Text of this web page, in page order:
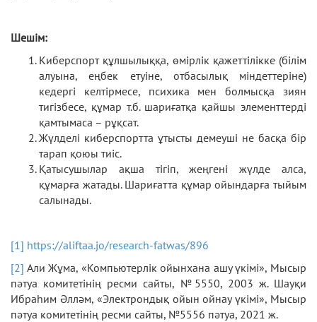
Шешім:
Киберспорт құлшылыққа, өмірлік қажеттілікке (білім
алуына, еңбек етуіне, отбасылық міндеттеріне)
кедергі келтірмесе, психика мен болмысқа зиян
тигізбесе, құмар т.б. шариғатқа қайшы элементтерді
қамтымаса – рұқсат.
Жүлделі киберспортта ұтысты демеуші не басқа бір
тарап қоюы тиіс.
Қатысушылар ақша тігіп, жеңгені жүлде алса,
құмарға жатады. Шариғатта құмар ойындарға тыйым
салынады.
[1] https://aliftaa.jo/research-fatwas/896
[2] Али Жұма, «Компьютерлік ойынхана ашу үкімі», Мысыр
пәтуа комитетінің ресми сайты, №5550, 2003 ж. Шауқи
Ибраһим Әлләм, «Электрондық ойын ойнау үкімі», Мысыр
пәтуа комитетінің ресми сайты, №5556 пәтуа, 2021 ж.